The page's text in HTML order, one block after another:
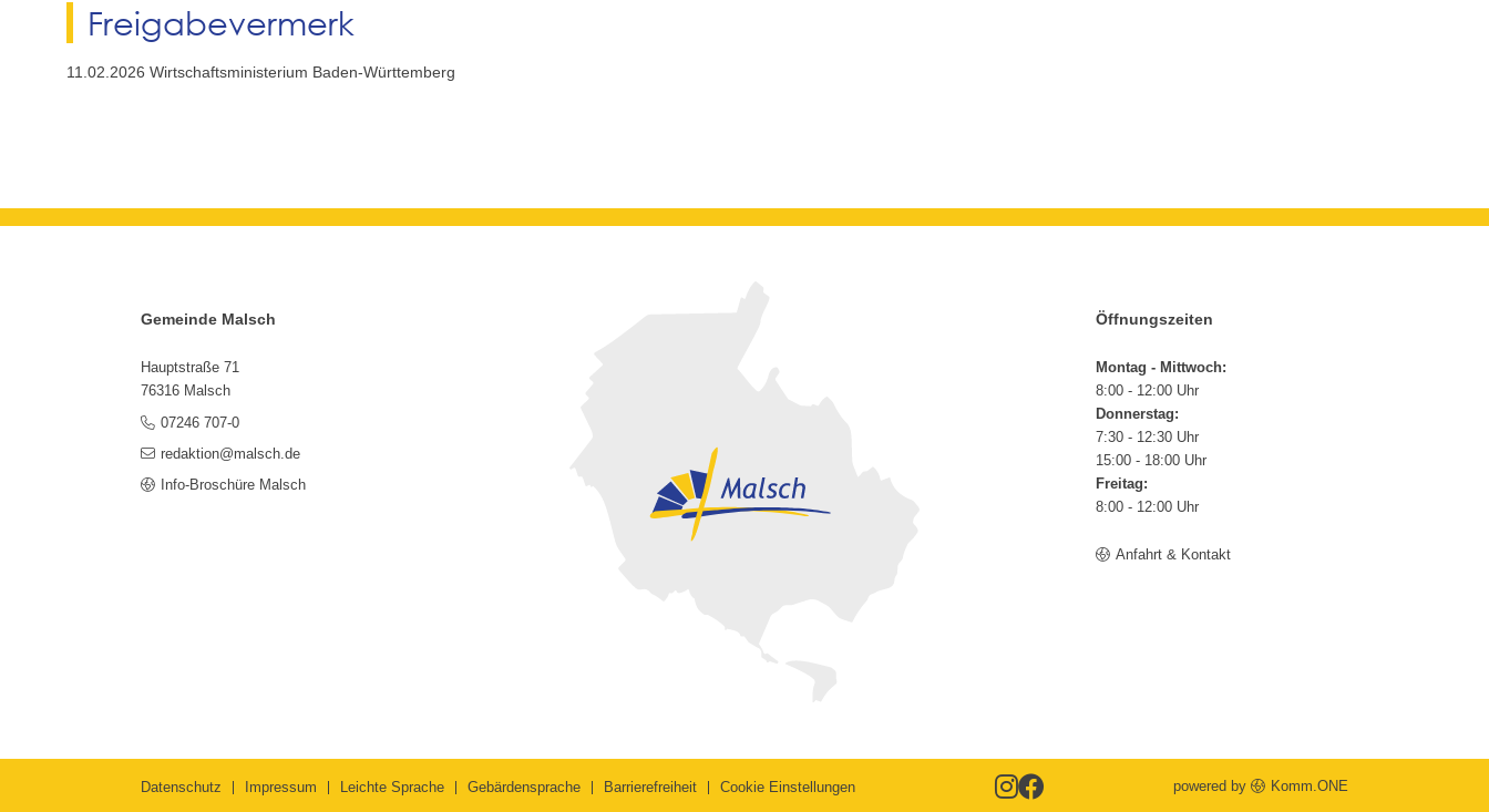
Freigabevermerk
11.02.2026 Wirtschaftsministerium Baden-Württemberg
Gemeinde Malsch
Hauptstraße 71
76316 Malsch
07246 707-0
redaktion@malsch.de
Info-Broschüre Malsch
Öffnungszeiten
Montag - Mittwoch:
8:00 - 12:00 Uhr
Donnerstag:
7:30 - 12:30 Uhr
15:00 - 18:00 Uhr
Freitag:
8:00 - 12:00 Uhr
Anfahrt & Kontakt
Datenschutz Impressum Leichte Sprache Gebärdensprache Barrierefreiheit Cookie Einstellungen powered by Komm.ONE